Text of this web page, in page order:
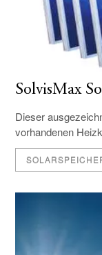
SolvisMax
Dieser
vorhandenen